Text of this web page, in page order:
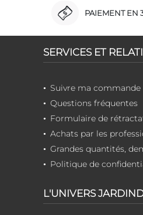
PAIEMENT EN
SERVICES ET
Suivre ma commande
Questions fréquentes
Formulaire de
Achats par les
Grandes quantités,
Politique de
L'UNIVERS